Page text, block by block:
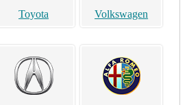
Toyota Volkswagen